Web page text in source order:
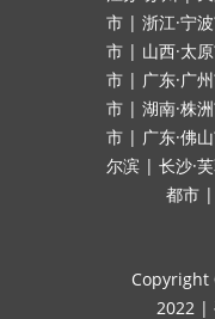
市 | 浙江·宁
市 | 山西·太
市 | 广东·广
市 | 湖南·株
市 | 广东·佛
尔滨 | 长沙·
都市 |
2022 |